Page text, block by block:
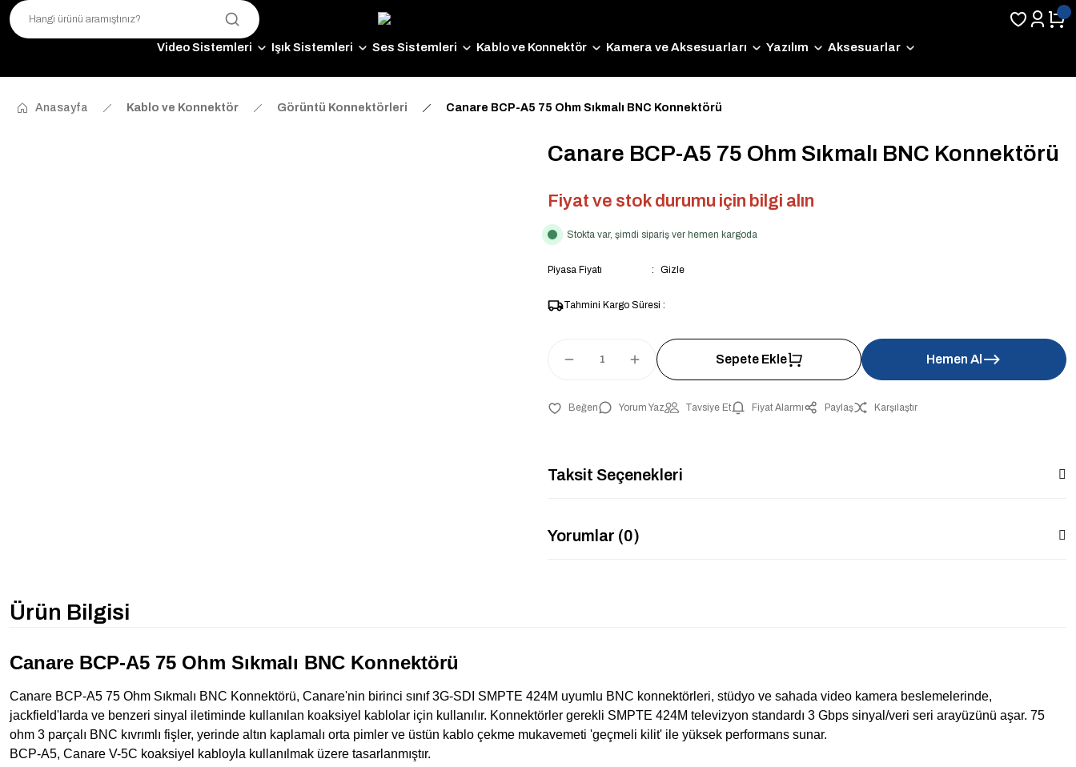
Video Sistemleri Işık Sistemleri Ses Sistemleri Kablo ve Konnektör Kamera ve Aksesuarları Yazılım Aksesuarlar
Anasayfa Kablo ve Konnektör Görüntü Konnektörleri Canare BCP-A5 75 Ohm Sıkmalı BNC Konnektörü
Canare BCP-A5 75 Ohm Sıkmalı BNC Konnektörü
Fiyat ve stok durumu için bilgi alın
Stokta var, şimdi sipariş ver hemen kargoda
Piyasa Fiyatı Gizle
Tahmini Kargo Süresi :
Sepete Ekle Hemen Al
Yorum Yaz Tavsiye Et Fiyat Alarmı Paylaş Karşılaştır
Taksit Seçenekleri
Yorumlar (0)
Ürün Bilgisi
Canare BCP-A5 75 Ohm Sıkmalı BNC Konnektörü
Canare BCP-A5 75 Ohm Sıkmalı BNC Konnektörü, Canare'nin birinci sınıf 3G-SDI SMPTE 424M uyumlu BNC konnektörleri, stüdyo ve sahada video kamera beslemelerinde,
jackfield'larda ve benzeri sinyal iletiminde kullanılan koaksiyel kablolar için kullanılır. Konnektörler gerekli SMPTE 424M televizyon standardı 3 Gbps sinyal/veri seri arayüzünü aşar. 75
ohm 3 parçalı BNC kıvrımlı fişler, yerinde altın kaplamalı orta pimler ve üstün kablo çekme mukavemeti 'geçmeli kilit' ile yüksek performans sunar.
BCP-A5, Canare V-5C koaksiyel kabloyla kullanılmak üzere tasarlanmıştır.